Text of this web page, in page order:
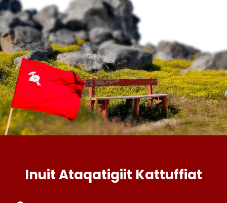
Inuit Ataqatigiit Kattuffiat